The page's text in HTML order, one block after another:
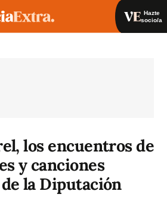
Hazte
socio/a
los encuentros de
y canciones
la Diputación